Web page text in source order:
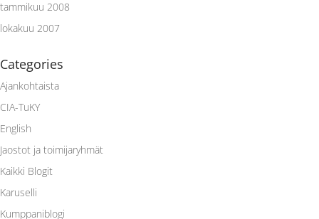
tammikuu 2008
lokakuu 2007
Categories
Ajankohtaista
CIA-TuKY
English
Jaostot ja toimijaryhmät
Kaikki Blogit
Karuselli
Kumppaniblogi